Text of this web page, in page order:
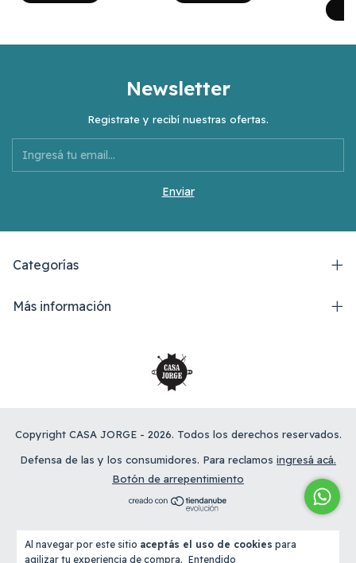
Al navegar por este sitio aceptás el uso de cookies para
agilizar tu experiencia de compra. Entendido
Newsletter
Registrate y recibí nuestras ofertas.
Categorías
Más información
Copyright CASA JORGE - 2026. Todos los derechos reservados.
Defensa de las y los consumidores. Para reclamos ingresá acá.
Botón de arrepentimiento